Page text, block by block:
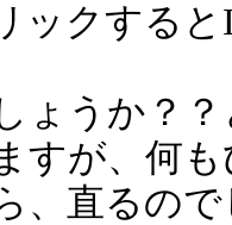
ックする
ょうか？
すが、何
、直るの